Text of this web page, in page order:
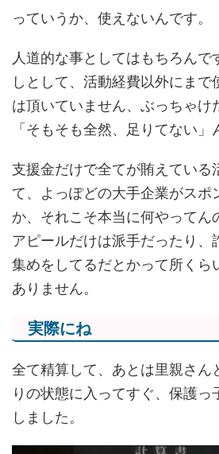
っていうか、使えないんです。
人道的な事としてはもちろんで
しとして、活動経費以外にまで
は頂いていません、ぶっちゃけ
「そもそも全然、足りてない」
支援金だけで全てが賄えている
て、よっぽどの大手企業がスポ
か、それこそ本当に何やってん
アピールだけは派手だったり、
集めをしてるだとかって所くら
ありません。
実際にね
全て精算して、あとは里親さん
りの状態に入ってすぐ、保護っ
しました。